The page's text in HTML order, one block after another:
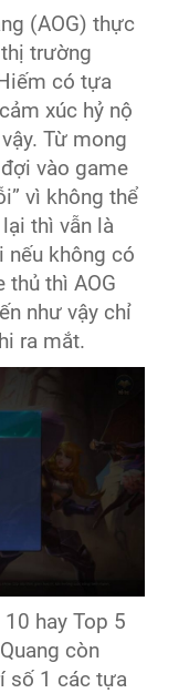
(AOG) thực
trường
có tựa
xúc hỷ nộ
Từ mong
vào game
vì không thể
thì vẫn là
nếu không có
thì AOG
như vậy chỉ
ra mắt.
hay Top 5
còn
số 1 các tựa